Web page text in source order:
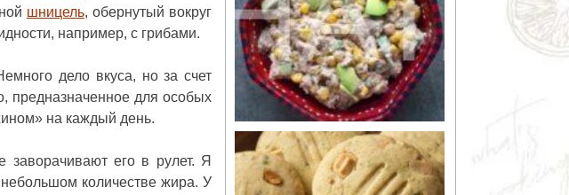
шницель, обернутый вокруг
например, с грибами.
дело вкуса, но за счет
предназначенное для особых
на каждый день.
его в рулет. Я
количестве жира. У